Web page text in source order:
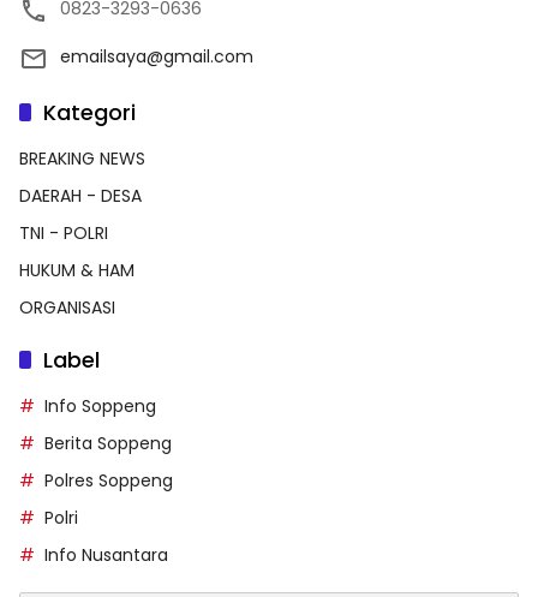
0823-3293-0636
emailsaya@gmail.com
Kategori
BREAKING NEWS
DAERAH - DESA
TNI - POLRI
HUKUM & HAM
ORGANISASI
Label
Info Soppeng
Berita Soppeng
Polres Soppeng
Polri
Info Nusantara